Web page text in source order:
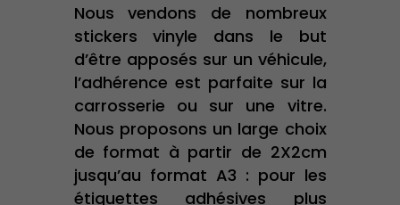
Nous vendons de nombreux
stickers vinyle dans le but
d’être apposés sur un véhicule,
l’adhérence est parfaite sur la
carrosserie ou sur une vitre.
Nous proposons un large choix
de format à partir de 2X2cm
jusqu’au format A3 : pour les
étiquettes adhésives plus